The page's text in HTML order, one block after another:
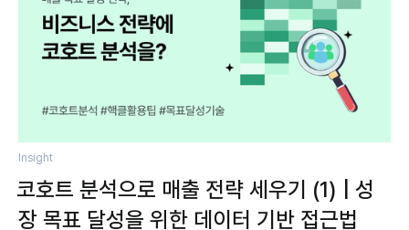
Insight
코호트 분석으로 매출 전략 세우기 (1) | 성
장 목표 달성을 위한 데이터 기반 접근법